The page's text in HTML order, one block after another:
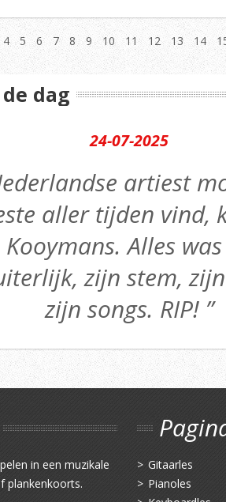
4 5 6 7 8 9 10 11 12 13 14
dag
24-07-2025
artiest
aller tijden vind,
Alles
zijn stem,
zijn songs. RIP! ”
in een muzikale
plankenkoorts.
Gitaarles
Pianoles